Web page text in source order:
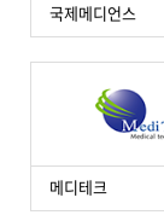
국제메디언스
메디테크